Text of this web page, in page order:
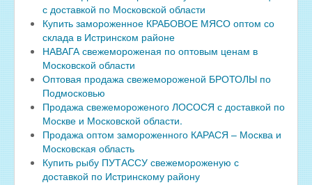
с доставкой по Московской области
Купить замороженное КРАБОВОЕ МЯСО оптом со
склада в Истринском районе
НАВАГА свежемороженая по оптовым ценам в
Московской области
Оптовая продажа свежемороженой БРОТОЛЫ по
Подмосковью
Продажа свежемороженого ЛОСОСЯ с доставкой по
Москве и Московской области.
Продажа оптом замороженного КАРАСЯ – Москва и
Московская область
Купить рыбу ПУТАССУ свежемороженую с
доставкой по Истринскому району